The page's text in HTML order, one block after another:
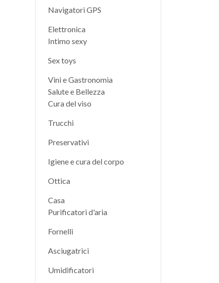
Navigatori GPS
Elettronica
Intimo sexy
Sex toys
Vini e Gastronomia
Salute e Bellezza
Cura del viso
Trucchi
Preservativi
Igiene e cura del corpo
Ottica
Casa
Purificatori d'aria
Fornelli
Asciugatrici
Umidificatori